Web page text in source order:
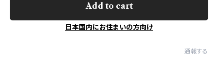
Add to cart
日本国内にお住まいの方向け
通報する